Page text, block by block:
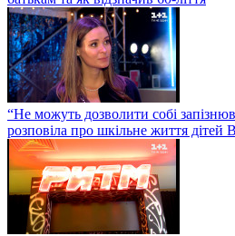
“Не можуть дозволити собі
розповіла про шкільне життя дітей